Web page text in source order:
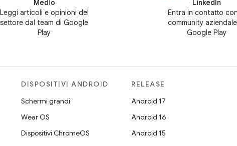
Medio
Leggi articoli e opinioni del
settore dal team di Google
Play
LinkedIn
Entra in contatto
community
Google Play
DISPOSITIVI ANDROID
Schermi grandi
Wear OS
Dispositivi ChromeOS
RELEASE
Android 17
Android 16
Android 15